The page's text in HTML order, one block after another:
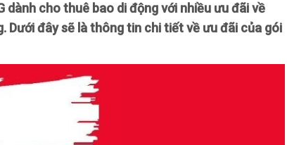
dành cho thuê bao di động với nhiều ưu đãi về
Dưới đây sẽ là thông tin chi tiết về ưu đãi của gói